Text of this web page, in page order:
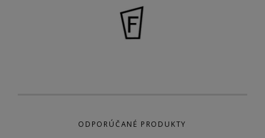
ODPORÚČANÉ PRODUKTY